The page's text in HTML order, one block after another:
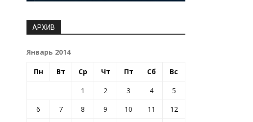
АРХИВ
Январь 2014
Пн Вт Ср Чт Пт Сб Вс
1 2 3 4
5
6
7 8 9 10 11 12